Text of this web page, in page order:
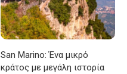
San Marino: Ένα μικρό
κράτος με μεγάλη ιστορία